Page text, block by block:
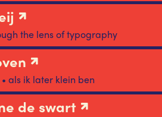
the lens of typography
als ik later klein ben
de swart